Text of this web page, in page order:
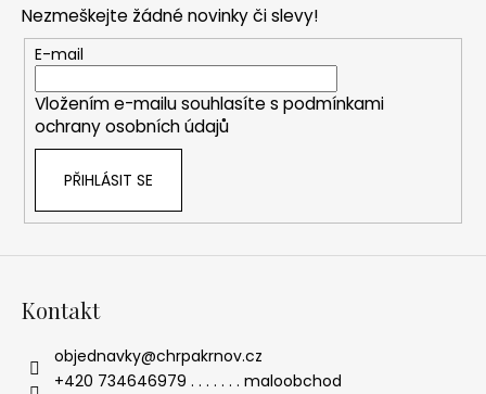
a
c
í
p
r
ý
p
Nezmeškejte žádné novinky či slevy!
E-mail
Vložením e-mailu souhlasíte s podmínkami
ochrany osobních údajů
PŘIHLÁSIT SE
Kontakt
objednavky@chrpakrnov.cz
+420 734646979 . . . . . . . maloobchod